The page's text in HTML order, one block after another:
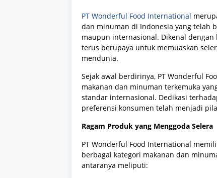
PT Wonderful Food International
dan minuman di Indonesia yang telah
maupun internasional. Dikenal
terus berupaya untuk memuaskan
mendunia.
Sejak awal berdirinya, PT Wonderful
makanan dan minuman terkemuka
standar internasional. Dedikasi
preferensi konsumen telah menjadi
Ragam Produk yang Menggoda Selera
PT Wonderful Food International
berbagai kategori makanan dan
antaranya meliputi: